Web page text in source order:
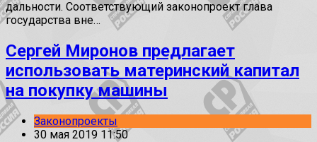
дальности. Соответствующий законопроект глава
государства вне…
Сергей Миронов предлагает
использовать материнский капитал
на покупку машины
Законопроекты
30 мая 2019 11:50